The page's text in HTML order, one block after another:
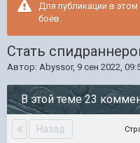
Для публикации в
боёв.
Стать
Автор: Abyssor, 9 сен 2022,
В этой теме 23
Назад